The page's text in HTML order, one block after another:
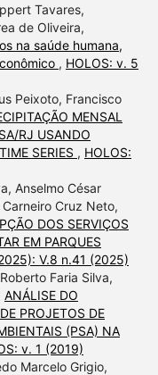
Tavares,
de Oliveira,
na saúde humana,
, HOLOS: v. 5
Peixoto, Francisco
MENSAL
RJ USANDO
SERIES , HOLOS:
Anselmo César
Cruz Neto,
DOS SERVIÇOS
EM PARQUES
V.8 n.41 (2025)
Faria Silva,
ANÁLISE DO
PROJETOS DE
(PSA) NA
v. 1 (2019)
Marcelo Grigio,